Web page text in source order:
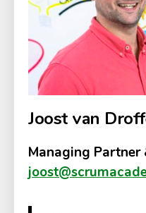
Joost van
Managing Partner